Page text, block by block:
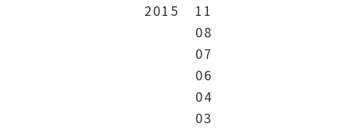
2015
11
08
07
06
04
03